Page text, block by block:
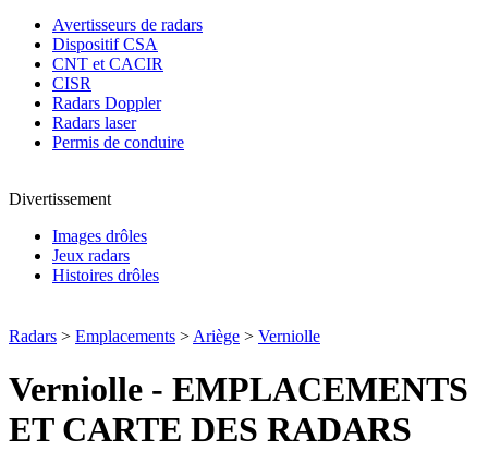
Avertisseurs de radars
Dispositif CSA
CNT et CACIR
CISR
Radars Doppler
Radars laser
Permis de conduire
Divertissement
Images drôles
Jeux radars
Histoires drôles
Radars > Emplacements > Ariège > Verniolle
Verniolle - EMPLACEMENTS
ET CARTE DES RADARS